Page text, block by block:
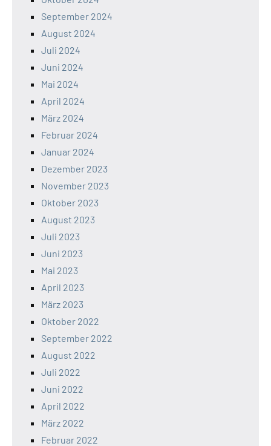
September 2024
August 2024
Juli 2024
Juni 2024
Mai 2024
April 2024
März 2024
Februar 2024
Januar 2024
Dezember 2023
November 2023
Oktober 2023
August 2023
Juli 2023
Juni 2023
Mai 2023
April 2023
März 2023
Oktober 2022
September 2022
August 2022
Juli 2022
Juni 2022
April 2022
März 2022
Februar 2022